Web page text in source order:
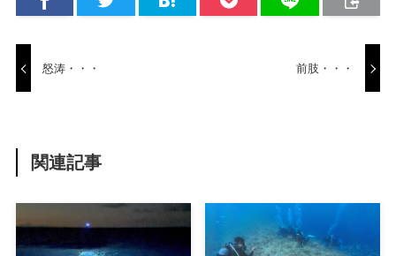
怒涛・・・ 前肢・・・
関連記事